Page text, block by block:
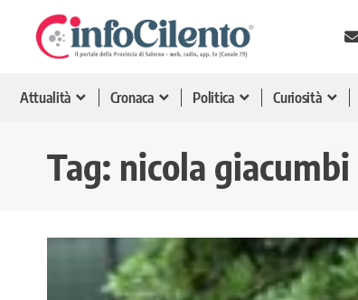
Attualità Cronaca Politica Curiosità
Tag: nicola giacumbi